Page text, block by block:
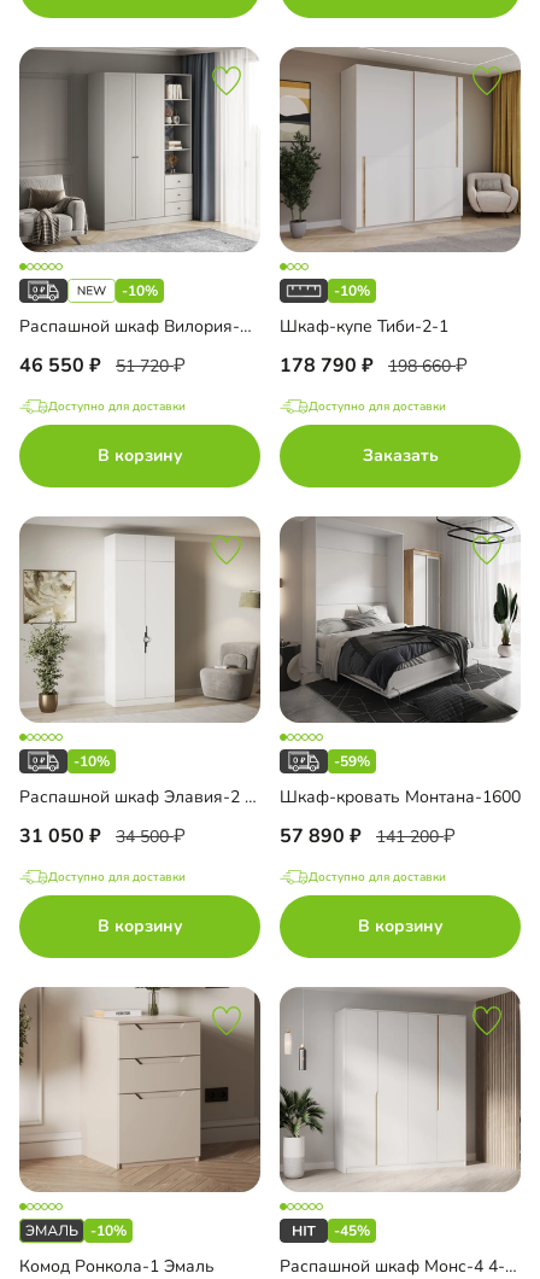
-10%
Распашной шкаф Вилория-2.3
46 550 51 720
Доступно для доставки
В корзину
-10%
Шкаф-купе Тиби-2-1
178 790 198 660
Доступно для доставки
Заказать
-10%
Распашной шкаф Элавия-2 Премиум с антресолью
31 050 34 500
Доступно для доставки
В корзину
-59%
Шкаф-кровать Монтана-1600
57 890 141 200
Доступно для доставки
В корзину
-10%
Комод Ронкола-1 Эмаль
-45%
Распашной шкаф Монс-4 4-дверный